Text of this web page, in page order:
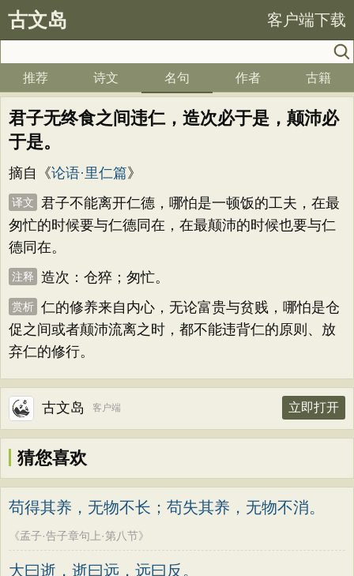
古文岛 客户端下载
推荐 诗文 名句 作者 古籍
君子无终食之间违仁，造次必于是，颠沛必
于是。
摘自《论语·里仁篇》
译文
君子不能离开仁德，哪怕是一顿饭的工夫，在最
匆忙的时候要与仁德同在，在最颠沛的时候也要与仁
德同在。
注释 造次：仓猝；匆忙。
赏析 仁的修养来自内心，无论富贵与贫贱，哪怕是仓
促之间或者颠沛流离之时，都不能违背仁的原则、放
弃仁的修行。
古文岛 客户端 立即打开
猜您喜欢
苟得其养，无物不长；苟失其养，无物不消。
《孟子·告子章句上·第八节》
大曰逝，逝曰远，远曰反。